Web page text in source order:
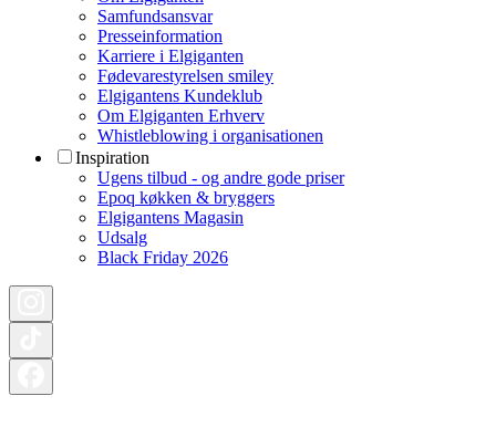
Samfundsansvar
Presseinformation
Karriere i Elgiganten
Fødevarestyrelsen smiley
Elgigantens Kundeklub
Om Elgiganten Erhverv
Whistleblowing i organisationen
Inspiration
Ugens tilbud - og andre gode priser
Epoq køkken & bryggers
Elgigantens Magasin
Udsalg
Black Friday 2026